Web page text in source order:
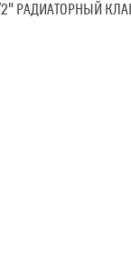
РАДИАТОРНЫЙ